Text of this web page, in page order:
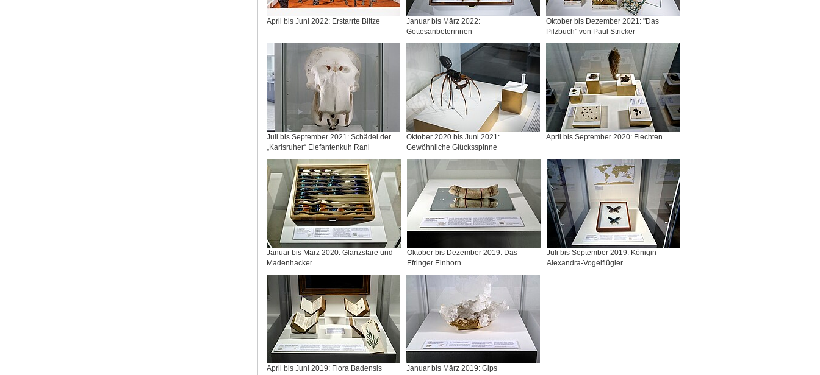
April bis Juni 2022: Erstarrte Blitze
Januar bis März 2022:
Gottesanbeterinnen
Oktober bis Dezember 2021: "Das
Pilzbuch" von Paul Stricker
Juli bis September 2021: Schädel der
„Karlsruher“ Elefantenkuh Rani
Oktober 2020 bis Juni 2021:
Gewöhnliche Glücksspinne
April bis September 2020: Flechten
Januar bis März 2020: Glanzstare und
Madenhacker
Oktober bis Dezember 2019: Das
Efringer Einhorn
Juli bis September 2019: Königin-
Alexandra-Vogelflügler
April bis Juni 2019: Flora Badensis
Januar bis März 2019: Gips